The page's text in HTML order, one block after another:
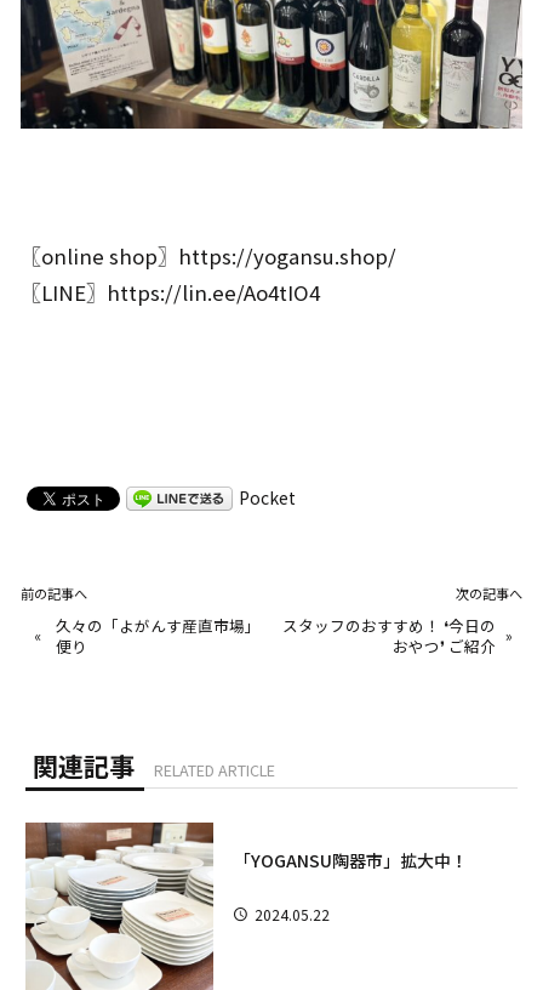
〖online shop〗 https://yogansu.shop/
〖LINE〗 https://lin.ee/Ao4tIO4
Pocket
前の記事へ
«
久々の「よがんす産直市場」
便り
次の記事へ
スタッフのおすすめ！ ❛今日の
おやつ❜ ご紹介 »
関連記事 RELATED ARTICLE
「YOGANSU陶器市」拡大中！
2024.05.22